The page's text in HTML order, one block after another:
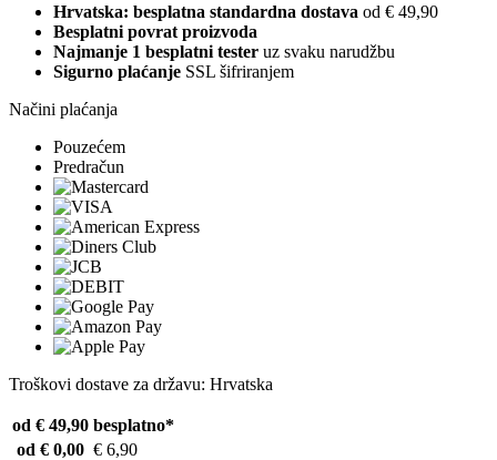
Hrvatska: besplatna standardna dostava od € 49,90
Besplatni povrat proizvoda
Najmanje 1 besplatni tester uz svaku narudžbu
Sigurno plaćanje SSL šifriranjem
Načini plaćanja
Pouzećem
Predračun
Troškovi dostave za državu: Hrvatska
od € 49,90 besplatno*
od € 0,00 € 6,90